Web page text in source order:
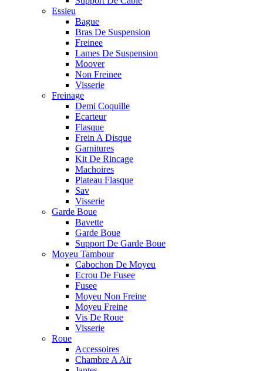
Essieu
Bague
Bras De Suspension
Freinee
Lames De Suspension
Moover
Non Freinee
Visserie
Freinage
Demi Coquille
Ecarteur
Flasque
Frein A Disque
Garnitures
Kit De Rincage
Machoires
Plateau Flasque
Sav
Visserie
Garde Boue
Bavette
Garde Boue
Support De Garde Boue
Moyeu Tambour
Cabochon De Moyeu
Ecrou De Fusee
Fusee
Moyeu Non Freine
Moyeu Freine
Vis De Roue
Visserie
Roue
Accessoires
Chambre A Air